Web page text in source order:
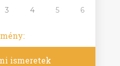
3 4 5 6
ismeretek